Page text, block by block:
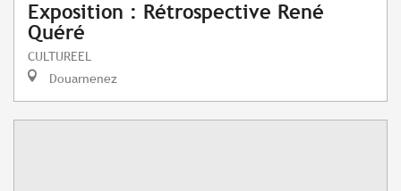
Exposition : Rétrospective René
Quéré
CULTUREEL
Douarnenez